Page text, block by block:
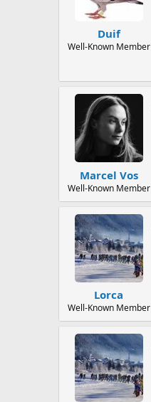
Duif
Well-Known Member
Marcel Vos
Well-Known Member
Lorca
Well-Known Member